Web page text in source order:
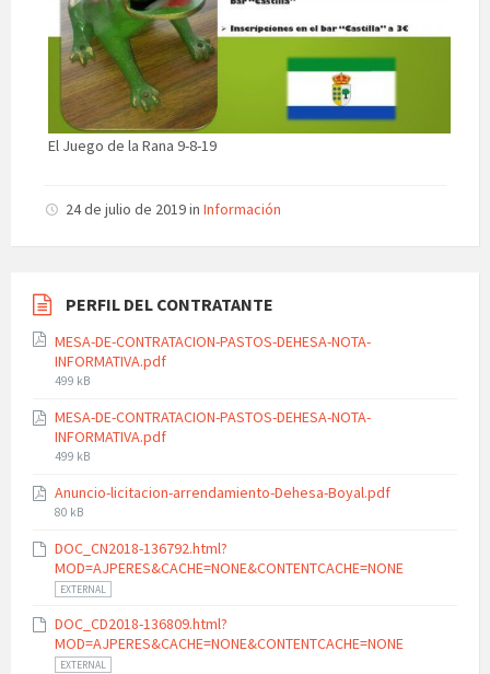
El Juego de la Rana 9-8-19
24 de julio de 2019in Información
PERFIL DEL CONTRATANTE
MESA-DE-CONTRATACION-PASTOS-DEHESA-NOTA-
INFORMATIVA.pdf
File
499 kB
MESA-DE-CONTRATACION-PASTOS-DEHESA-NOTA-
INFORMATIVA.pdf
File
499 kB
Anuncio-licitacion-arrendamiento-Dehesa-Boyal.pdf
File
80 kB
DOC_CN2018-136792.html?
MOD=AJPERES&CACHE=NONE&CONTENTCACHE=NONE
EXTERNAL
DOC_CD2018-136809.html?
MOD=AJPERES&CACHE=NONE&CONTENTCACHE=NONE
EXTERNAL